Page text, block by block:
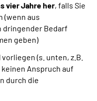
vier Jahre her, falls Sie
(wenn aus
dringender Bedarf
geben)
vorliegen (s. unten, z.B.
Anspruch auf
durch die